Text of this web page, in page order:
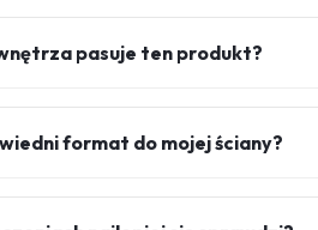
pasuje ten produkt?
format do mojej ściany?